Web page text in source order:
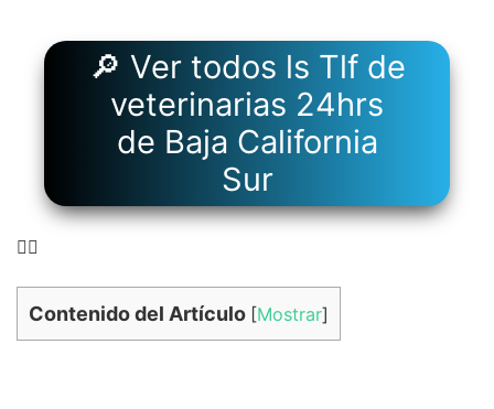
🔎 Ver todos ls Tlf de
veterinarias 24hrs
de Baja California
Sur
👉🏻
Contenido del Artículo [Mostrar]